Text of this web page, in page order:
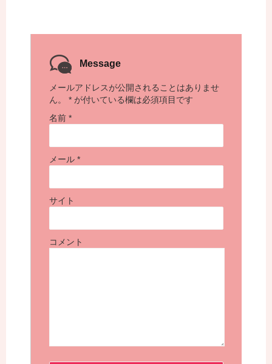
Message
メールアドレスが公開されることはありませ
ん。
* が付いている欄は必須項目です
名前 *
メール *
サイト
コメント